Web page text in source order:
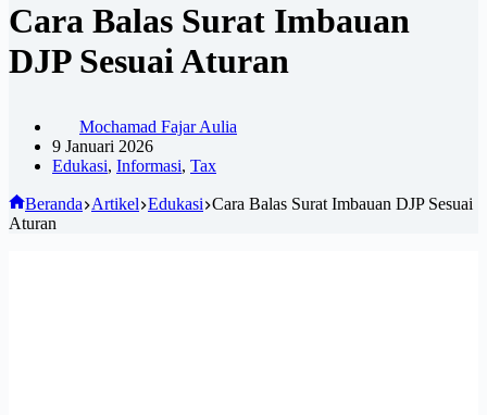
Cara Balas Surat Imbauan
DJP Sesuai Aturan
Mochamad Fajar Aulia
9 Januari 2026
Edukasi, Informasi, Tax
Beranda Artikel Edukasi Cara Balas Surat Imbauan DJP Sesuai
Aturan